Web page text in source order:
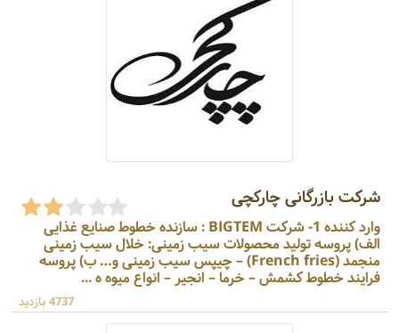
شرکت بازرگانی چارکچی
وارد کننده 1- شرکت BIGTEM : سازنده خطوط صنایع غذایی
الف) پروسه تولید محصولات سیب زمینی: خلال سیب زمینی
منجمد (French fries) – چیپس سیب زمینی و… ب) پروسه
فرایند خطوط کشمش – خرما – انجیر – انواع میوه ه ...
4737 بازدید